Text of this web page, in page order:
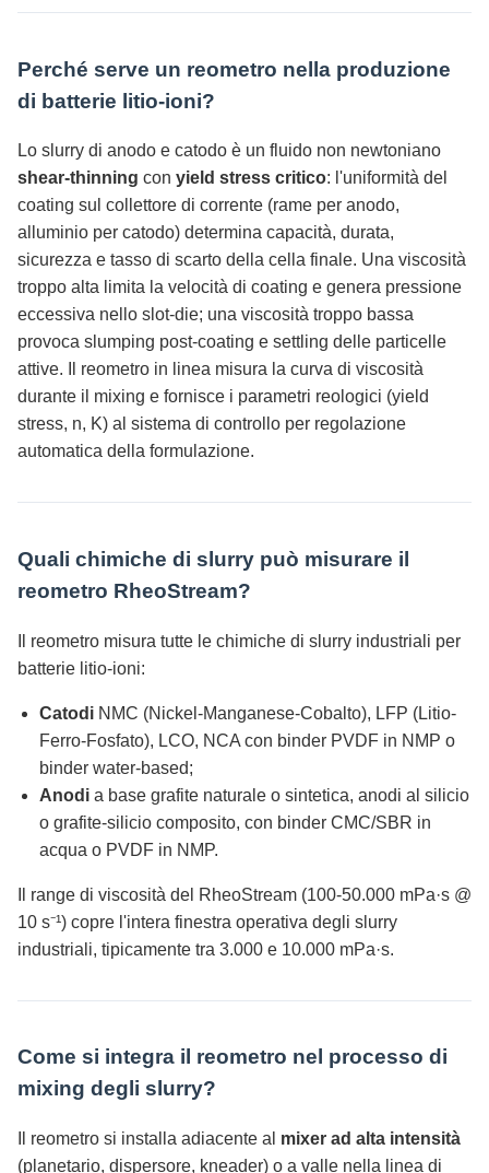
Perché serve un reometro nella produzione
di batterie litio-ioni?
Lo slurry di anodo e catodo è un fluido non newtoniano
shear-thinning con yield stress critico: l'uniformità del
coating sul collettore di corrente (rame per anodo,
alluminio per catodo) determina capacità, durata,
sicurezza e tasso di scarto della cella finale. Una viscosità
troppo alta limita la velocità di coating e genera pressione
eccessiva nello slot-die; una viscosità troppo bassa
provoca slumping post-coating e settling delle particelle
attive. Il reometro in linea misura la curva di viscosità
durante il mixing e fornisce i parametri reologici (yield
stress, n, K) al sistema di controllo per regolazione
automatica della formulazione.
Quali chimiche di slurry può misurare il
reometro RheoStream?
Il reometro misura tutte le chimiche di slurry industriali per
batterie litio-ioni:
Catodi NMC (Nickel-Manganese-Cobalto), LFP (Litio-
Ferro-Fosfato), LCO, NCA con binder PVDF in NMP o
binder water-based;
Anodi a base grafite naturale o sintetica, anodi al silicio
o grafite-silicio composito, con binder CMC/SBR in
acqua o PVDF in NMP.
Il range di viscosità del RheoStream (100-50.000 mPa·s @
10 s⁻¹) copre l'intera finestra operativa degli slurry
industriali, tipicamente tra 3.000 e 10.000 mPa·s.
Come si integra il reometro nel processo di
mixing degli slurry?
Il reometro si installa adiacente al mixer ad alta intensità
(planetario, dispersore, kneader) o a valle nella linea di